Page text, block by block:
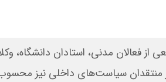
فعالان مدنی، استادان دانشگاه،
سیاست‌های داخلی نیز محسوب